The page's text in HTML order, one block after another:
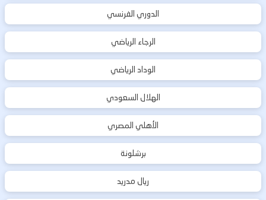
الدوري الفرنسي
الرجاء الرياضي
الوداد الرياضي
الهلال السعودي
الأهلي المصري
برشلونة
ريال مدريد